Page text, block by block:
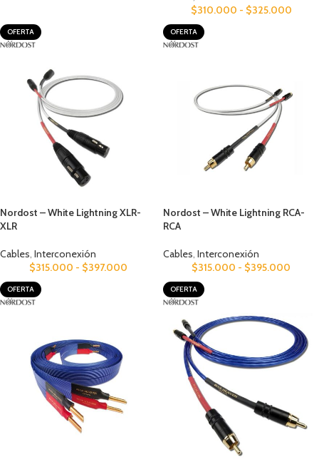
$310.000 - $325.000
OFERTA
Nordost – White Lightning XLR-
XLR
Cables, Interconexión
$315.000 - $397.000
OFERTA
Nordost – White Lightning RCA-
RCA
Cables, Interconexión
$315.000 - $395.000
OFERTA OFERTA